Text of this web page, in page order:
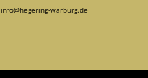
info@hegering-warburg.de